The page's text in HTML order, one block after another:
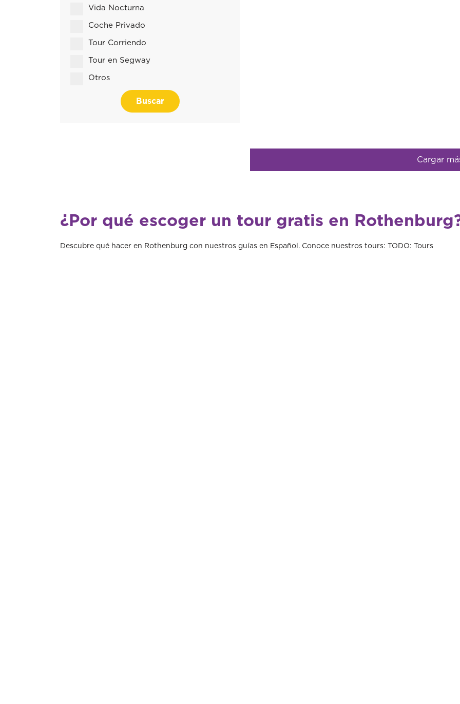
Vida Nocturna
Coche Privado
Tour Corriendo
Tour en Segway
Otros
Buscar
Cargar
¿Por qué escoger un tour gratis en
Descubre qué hacer en Rothenburg con nuestros guías en Español. Conoce nuestros tours: TODO: Tours